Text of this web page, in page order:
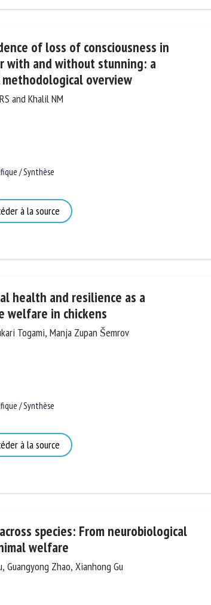
of loss of consciousness in
with and without stunning: a
overview
and Khalil NM
/ Synthèse
à la source
health and resilience as a
welfare in chickens
Togami, Manja Zupan Šemrov
/ Synthèse
à la source
species: From neurobiological
welfare
Guangyong Zhao, Xianhong Gu